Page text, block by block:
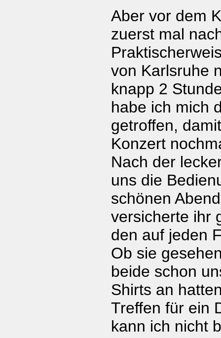
Aber vor dem
zuerst mal
von Karlsruhe
knapp 2
habe ich mich
getroffen,
Konzert
Nach der
uns die
schönen
versicherte ihr
den auf jeden
Ob sie
beide schon
Shirts an
Treffen für ein
kann ich nicht